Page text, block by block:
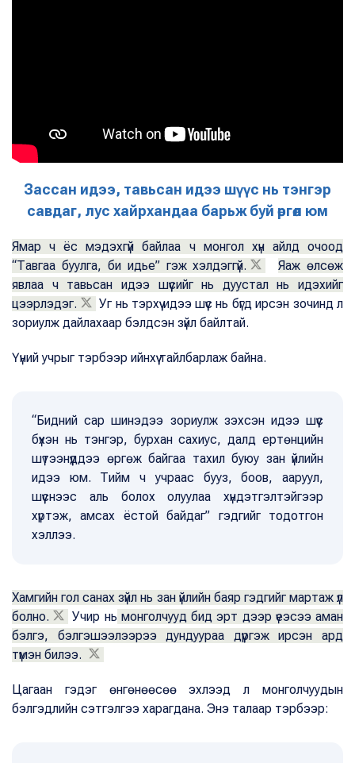
Зассан идээ, тавьсан идээ шүүс нь тэнгэр
савдаг, лус хайрхандаа барьж буй өргөл юм
Ямар ч ёс мэдэхгүй байлаа ч монгол хүн айлд очоод
“Тавгаа буулга, би идье” гэж хэлдэггүй.
Яаж өлсөж
явлаа ч тавьсан идээ шүүсийг нь дуустал нь идэхийг
цээрлэдэг.
Уг нь тэрхүү идээ шүүс нь бүгд ирсэн зочинд л
зориулж дайлахаар бэлдсэн зүйл байлтай.
Үүний учрыг тэрбээр ийнхүү тайлбарлаж байна.
“Бидний сар шинэдээ зориулж зэхсэн идээ шүүс
бүхэн нь тэнгэр, бурхан сахиус, далд ертөнцийн
шүтээнүүддээ өргөж байгаа тахил буюу зан үйлийн
идээ юм. Тийм ч учраас бууз, боов, ааруул,
шүүснээс аль болох олуулаа хүндэтгэлтэйгээр
хүртэж, амсах ёстой байдаг” гэдгийг тодотгон
хэллээ.
Хамгийн гол санах зүйл нь зан үйлийн баяр гэдгийг мартаж үл
болно.
Учир нь монголчууд бид эрт дээр үеэсээ аман
бэлгэ, бэлгэшээлээрээ дундуураа дүүргэж ирсэн ард
түмэн билээ.
Цагаан гэдэг өнгөнөөсөө эхлээд л монголчуудын
бэлгэдлийн сэтгэлгээ харагдана. Энэ талаар тэрбээр: